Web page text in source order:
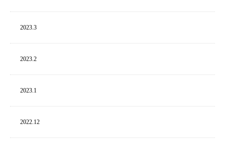
2023. 3
2023. 2
2023. 1
2022. 12